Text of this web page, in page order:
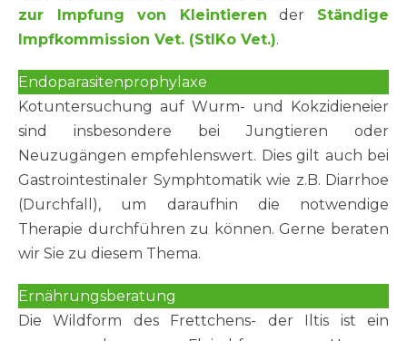
zur Impfung von Kleintieren der Ständige
Impfkommission Vet. (StIKo Vet.).
Endoparasitenprophylaxe
Kotuntersuchung auf Wurm- und Kokzidieneier
sind insbesondere bei Jungtieren oder
Neuzugängen empfehlenswert. Dies gilt auch bei
Gastrointestinaler Symphtomatik wie z.B. Diarrhoe
(Durchfall), um daraufhin die notwendige
Therapie durchführen zu können. Gerne beraten
wir Sie zu diesem Thema.
Ernährungsberatung
Die Wildform des Frettchens- der Iltis ist ein